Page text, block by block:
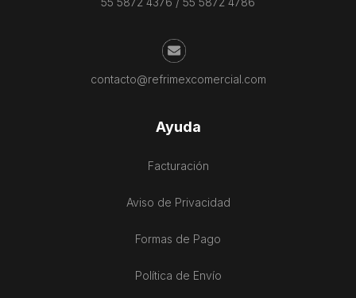
contacto@refrimexcomercial.com
Ayuda
Facturación
Aviso de Privacidad
Formas de Pago
Política de Envío